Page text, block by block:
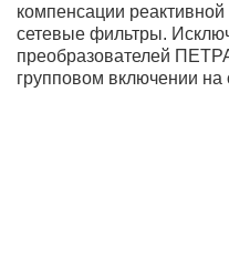
компенсации
сетевые фильтры.
преобразователей
групповом включении